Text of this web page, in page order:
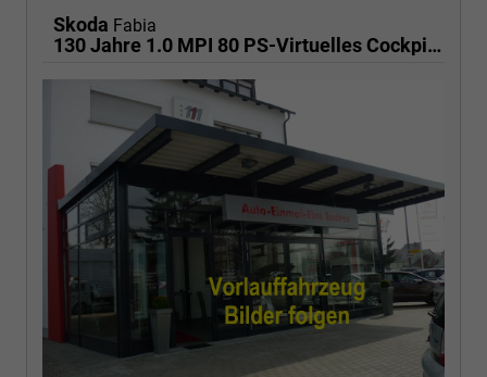
Skoda Fabia
130 Jahre 1.0 MPI 80 PS-Virtuelles Cockpit-AppleCarplay-Android-Auto-LED-Klima-Tempomat-Rückfahrkamera-DAB-SHZ-15" Alu-sofort